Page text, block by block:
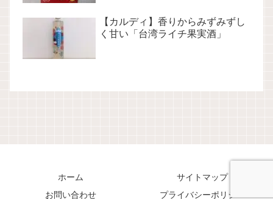
【カルディ】香りからみずみずし
く甘い「台湾ライチ果実酒」
ホーム
サイトマップ
お問い合わせ
プライバシーポリシー